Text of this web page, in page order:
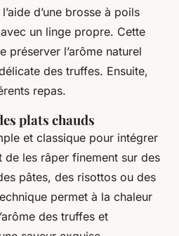
d’une brosse à poils
un linge propre. Cette
préserver l’arôme naturel
des truffes. Ensuite,
repas.
plats chauds
et classique pour intégrer
les râper finement sur des
pâtes, des risottos ou des
permet à la chaleur
des truffes et